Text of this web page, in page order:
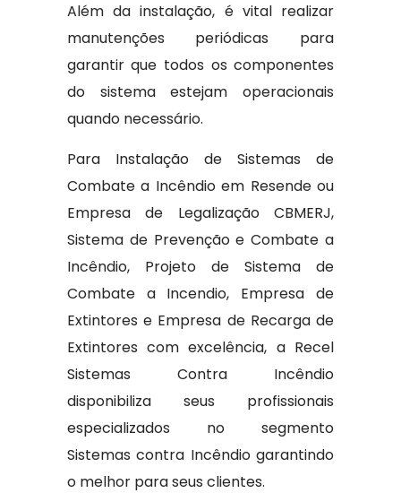
Além da instalação, é vital realizar
manutenções periódicas para
garantir que todos os componentes
do sistema estejam operacionais
quando necessário.
Para Instalação de Sistemas de
Combate a Incêndio em Resende ou
Empresa de Legalização CBMERJ,
Sistema de Prevenção e Combate a
Incêndio, Projeto de Sistema de
Combate a Incendio, Empresa de
Extintores e Empresa de Recarga de
Extintores com excelência, a Recel
Sistemas Contra Incêndio
disponibiliza seus profissionais
especializados no segmento
Sistemas contra Incêndio garantindo
o melhor para seus clientes.